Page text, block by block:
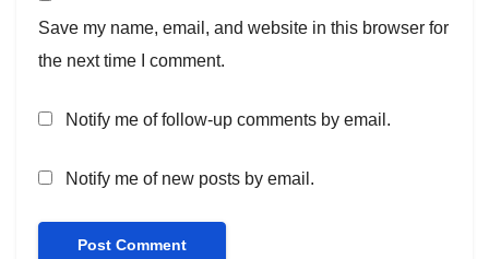
Save my name, email, and website in this browser for
the next time I comment.
Notify me of follow-up comments by email.
Notify me of new posts by email.